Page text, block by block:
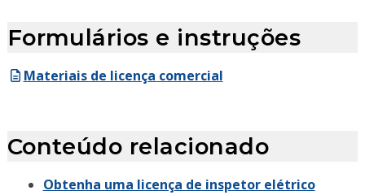
Formulários e instruções
Materiais de licença comercial
Conteúdo relacionado
Obtenha uma licença de inspetor elétrico